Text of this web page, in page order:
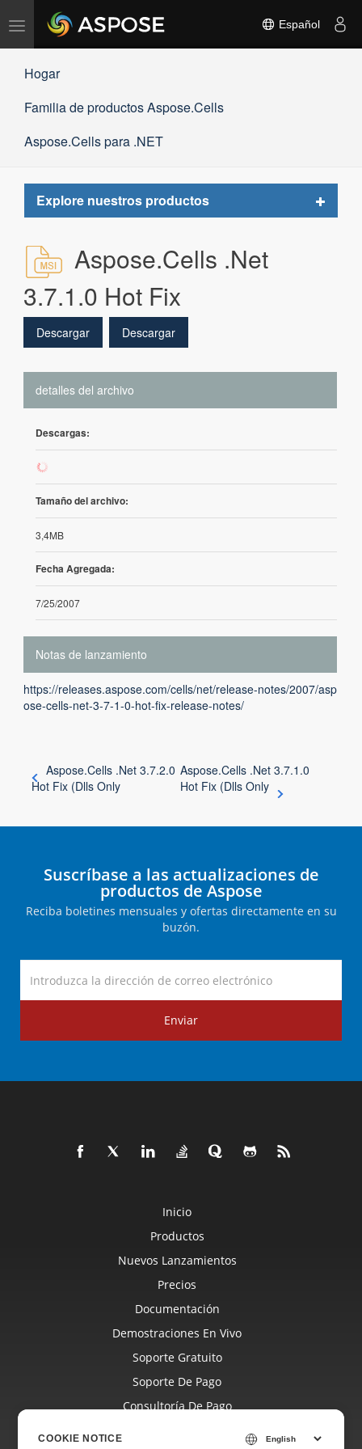
Alternar
navegación
Español
Hogar
Familia de productos Aspose.Cells
Aspose.Cells para .NET
Explore nuestros productos
Toggle
Aspose.Cells .Net
3.7.1.0 Hot Fix
Descargar Descargar
detalles del archivo
Descargas:
8
Tamaño del archivo:
3,4MB
Fecha Agregada:
7/25/2007
Notas de lanzamiento
https://releases.aspose.com/cells/net/release-notes/2007/asp
ose-cells-net-3-7-1-0-hot-fix-release-notes/
Aspose.Cells .Net 3.7.2.0
Hot Fix (Dlls Only
Aspose.Cells .Net 3.7.1.0
Hot Fix (Dlls Only
Suscríbase a las actualizaciones de
productos de Aspose
Reciba boletines mensuales y ofertas directamente en su
buzón.
Enviar
Inicio
Productos
Nuevos Lanzamientos
Precios
Documentación
Demostraciones En Vivo
Soporte Gratuito
Soporte De Pago
Consultoría De Pago
COOKIE NOTICE